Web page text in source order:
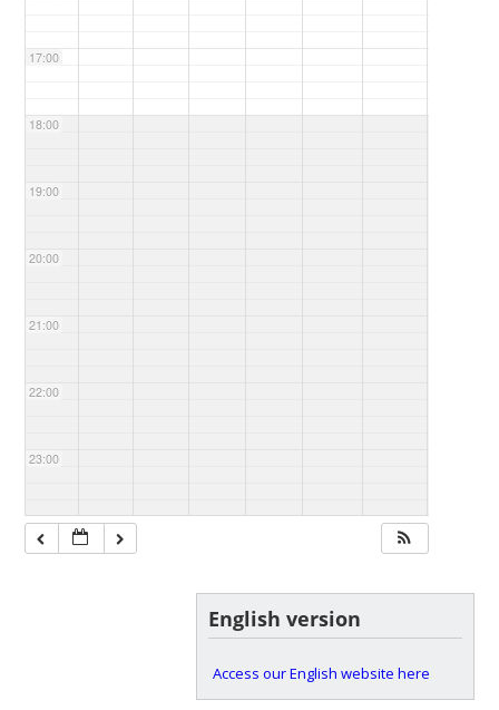
17:00
18:00
19:00
20:00
21:00
22:00
23:00
English version
Access our English website here